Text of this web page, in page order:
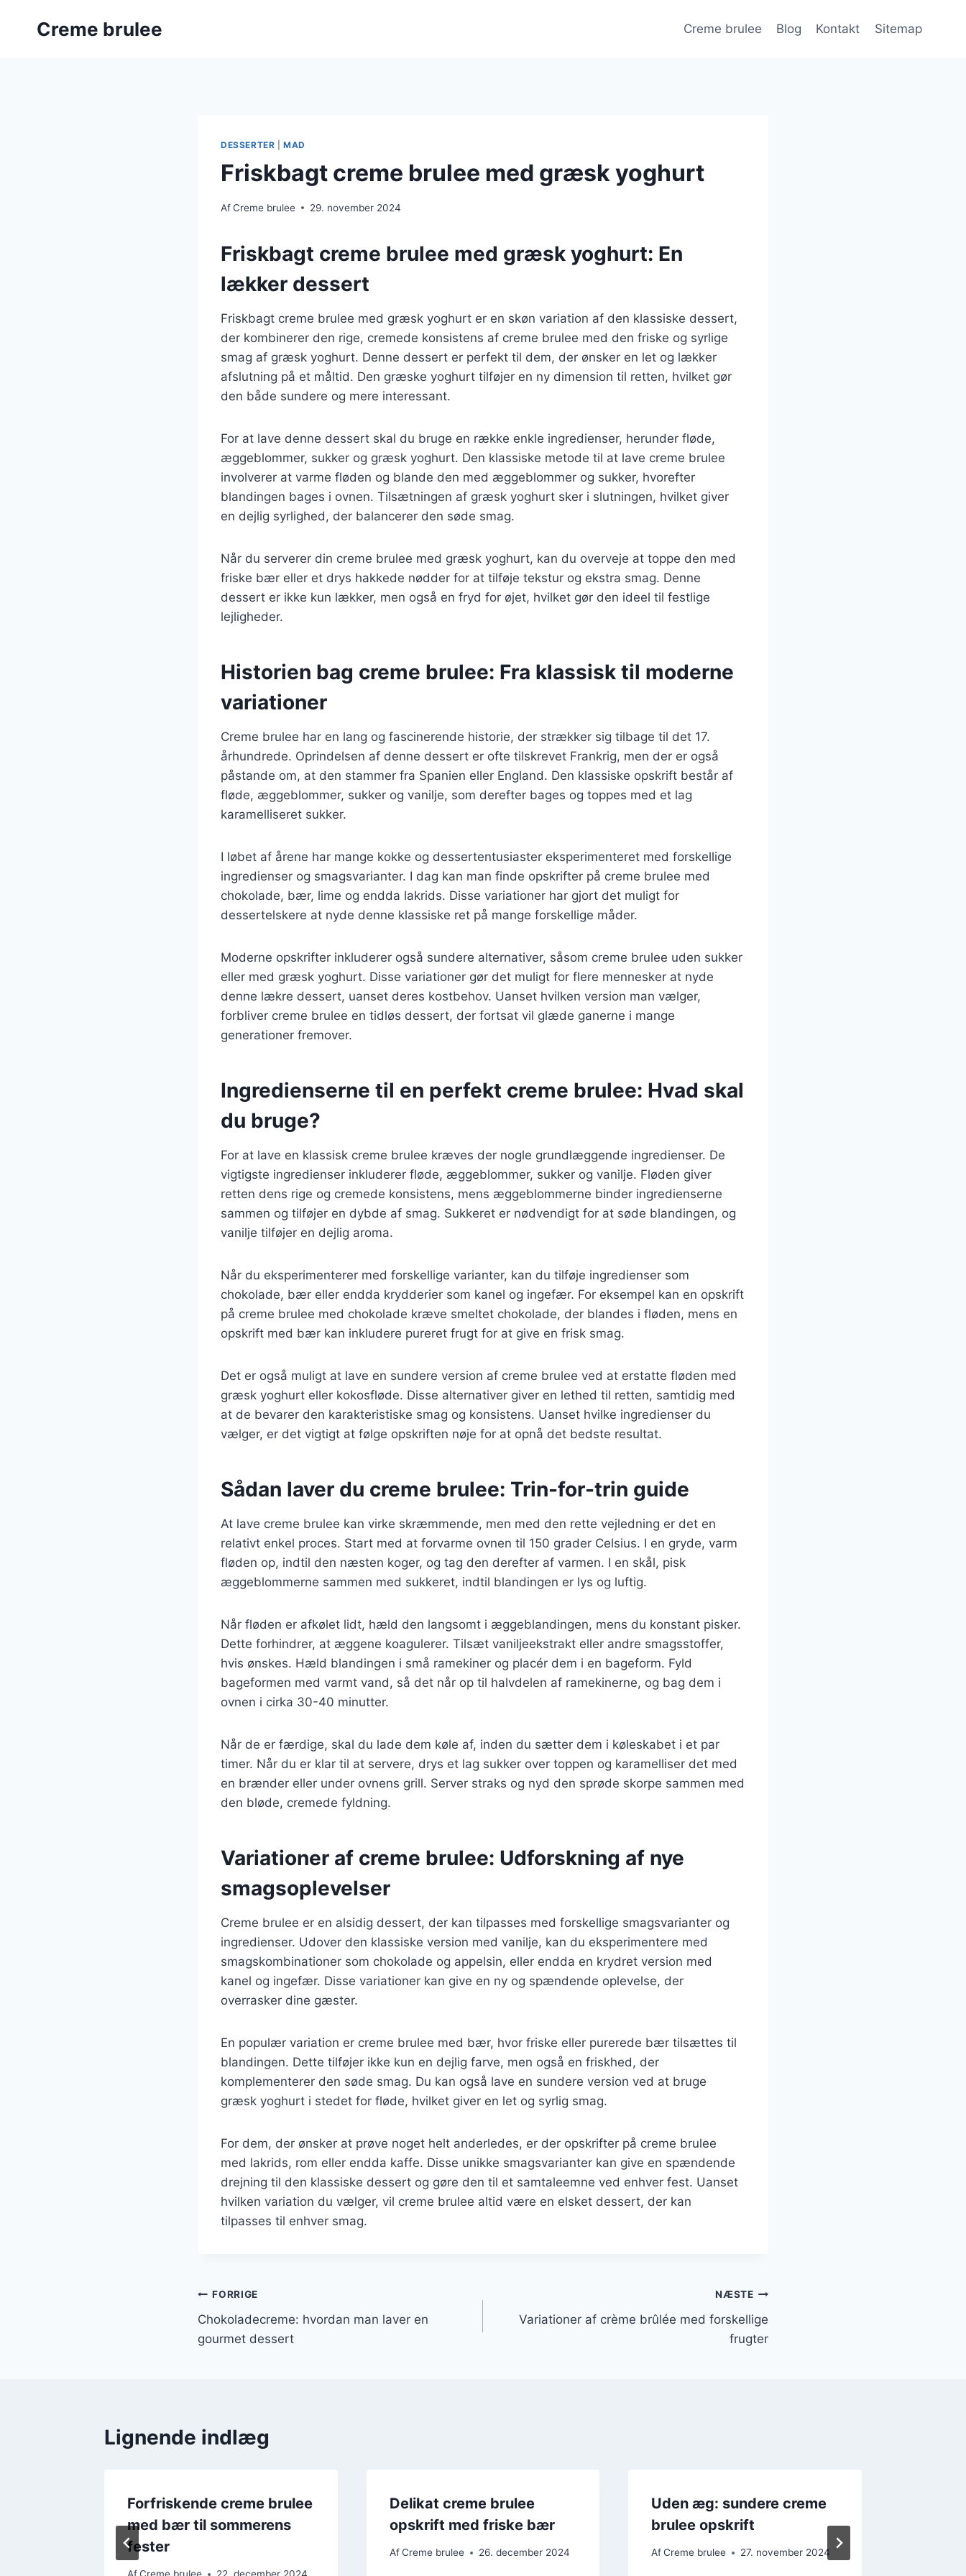
Creme brulee Creme brulee Blog Kontakt Sitemap
DESSERTER |MAD
Friskbagt creme brulee med græsk yoghurt
AfCreme brulee 29. november 2024
Friskbagt creme brulee med græsk yoghurt: En
lækker dessert
Friskbagt creme brulee med græsk yoghurt er en skøn variation af den klassiske dessert,
der kombinerer den rige, cremede konsistens af creme brulee med den friske og syrlige
smag af græsk yoghurt. Denne dessert er perfekt til dem, der ønsker en let og lækker
afslutning på et måltid. Den græske yoghurt tilføjer en ny dimension til retten, hvilket gør
den både sundere og mere interessant.
For at lave denne dessert skal du bruge en række enkle ingredienser, herunder fløde,
æggeblommer, sukker og græsk yoghurt. Den klassiske metode til at lave creme brulee
involverer at varme fløden og blande den med æggeblommer og sukker, hvorefter
blandingen bages i ovnen. Tilsætningen af græsk yoghurt sker i slutningen, hvilket giver
en dejlig syrlighed, der balancerer den søde smag.
Når du serverer din creme brulee med græsk yoghurt, kan du overveje at toppe den med
friske bær eller et drys hakkede nødder for at tilføje tekstur og ekstra smag. Denne
dessert er ikke kun lækker, men også en fryd for øjet, hvilket gør den ideel til festlige
lejligheder.
Historien bag creme brulee: Fra klassisk til moderne
variationer
Creme brulee har en lang og fascinerende historie, der strækker sig tilbage til det 17.
århundrede. Oprindelsen af denne dessert er ofte tilskrevet Frankrig, men der er også
påstande om, at den stammer fra Spanien eller England. Den klassiske opskrift består af
fløde, æggeblommer, sukker og vanilje, som derefter bages og toppes med et lag
karamelliseret sukker.
I løbet af årene har mange kokke og dessertentusiaster eksperimenteret med forskellige
ingredienser og smagsvarianter. I dag kan man finde opskrifter på creme brulee med
chokolade, bær, lime og endda lakrids. Disse variationer har gjort det muligt for
dessertelskere at nyde denne klassiske ret på mange forskellige måder.
Moderne opskrifter inkluderer også sundere alternativer, såsom creme brulee uden sukker
eller med græsk yoghurt. Disse variationer gør det muligt for flere mennesker at nyde
denne lækre dessert, uanset deres kostbehov. Uanset hvilken version man vælger,
forbliver creme brulee en tidløs dessert, der fortsat vil glæde ganerne i mange
generationer fremover.
Ingredienserne til en perfekt creme brulee: Hvad skal
du bruge?
For at lave en klassisk creme brulee kræves der nogle grundlæggende ingredienser. De
vigtigste ingredienser inkluderer fløde, æggeblommer, sukker og vanilje. Fløden giver
retten dens rige og cremede konsistens, mens æggeblommerne binder ingredienserne
sammen og tilføjer en dybde af smag. Sukkeret er nødvendigt for at søde blandingen, og
vanilje tilføjer en dejlig aroma.
Når du eksperimenterer med forskellige varianter, kan du tilføje ingredienser som
chokolade, bær eller endda krydderier som kanel og ingefær. For eksempel kan en opskrift
på creme brulee med chokolade kræve smeltet chokolade, der blandes i fløden, mens en
opskrift med bær kan inkludere pureret frugt for at give en frisk smag.
Det er også muligt at lave en sundere version af creme brulee ved at erstatte fløden med
græsk yoghurt eller kokosfløde. Disse alternativer giver en lethed til retten, samtidig med
at de bevarer den karakteristiske smag og konsistens. Uanset hvilke ingredienser du
vælger, er det vigtigt at følge opskriften nøje for at opnå det bedste resultat.
Sådan laver du creme brulee: Trin-for-trin guide
At lave creme brulee kan virke skræmmende, men med den rette vejledning er det en
relativt enkel proces. Start med at forvarme ovnen til 150 grader Celsius. I en gryde, varm
fløden op, indtil den næsten koger, og tag den derefter af varmen. I en skål, pisk
æggeblommerne sammen med sukkeret, indtil blandingen er lys og luftig.
Når fløden er afkølet lidt, hæld den langsomt i æggeblandingen, mens du konstant pisker.
Dette forhindrer, at æggene koagulerer. Tilsæt vaniljeekstrakt eller andre smagsstoffer,
hvis ønskes. Hæld blandingen i små ramekiner og placér dem i en bageform. Fyld
bageformen med varmt vand, så det når op til halvdelen af ramekinerne, og bag dem i
ovnen i cirka 30-40 minutter.
Når de er færdige, skal du lade dem køle af, inden du sætter dem i køleskabet i et par
timer. Når du er klar til at servere, drys et lag sukker over toppen og karamelliser det med
en brænder eller under ovnens grill. Server straks og nyd den sprøde skorpe sammen med
den bløde, cremede fyldning.
Variationer af creme brulee: Udforskning af nye
smagsoplevelser
Creme brulee er en alsidig dessert, der kan tilpasses med forskellige smagsvarianter og
ingredienser. Udover den klassiske version med vanilje, kan du eksperimentere med
smagskombinationer som chokolade og appelsin, eller endda en krydret version med
kanel og ingefær. Disse variationer kan give en ny og spændende oplevelse, der
overrasker dine gæster.
En populær variation er creme brulee med bær, hvor friske eller purerede bær tilsættes til
blandingen. Dette tilføjer ikke kun en dejlig farve, men også en friskhed, der
komplementerer den søde smag. Du kan også lave en sundere version ved at bruge
græsk yoghurt i stedet for fløde, hvilket giver en let og syrlig smag.
For dem, der ønsker at prøve noget helt anderledes, er der opskrifter på creme brulee
med lakrids, rom eller endda kaffe. Disse unikke smagsvarianter kan give en spændende
drejning til den klassiske dessert og gøre den til et samtaleemne ved enhver fest. Uanset
hvilken variation du vælger, vil creme brulee altid være en elsket dessert, der kan
tilpasses til enhver smag.
Indlægsnavigation
FORRIGE
Chokoladecreme: hvordan man laver en
gourmet dessert
NÆSTE
Variationer af crème brûlée med forskellige
frugter
Lignende indlæg
Forfriskende creme brulee
med bær til sommerens
fester
Delikat creme brulee
opskrift med friske bær
Af Creme brulee 26. december 2024
Uden æg: sundere creme
brulee opskrift
Af Creme brulee 27. november 2024